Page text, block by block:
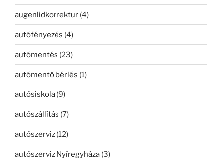
augenlidkorrektur (4)
autófényezés (4)
autómentés (23)
autómentő bérlés (1)
autósiskola (9)
autószállítás (7)
autószerviz (12)
autószerviz Nyíregyháza (3)